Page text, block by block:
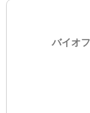
バイオ